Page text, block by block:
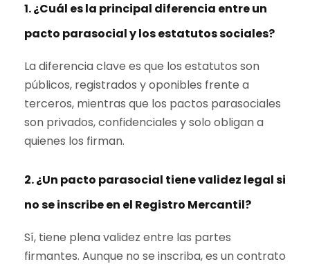
1. ¿Cuál es la principal diferencia entre un
pacto parasocial y los estatutos sociales?
La diferencia clave es que los estatutos son
públicos, registrados y oponibles frente a
terceros, mientras que los pactos parasociales
son privados, confidenciales y solo obligan a
quienes los firman.
2. ¿Un pacto parasocial tiene validez legal si
no se inscribe en el Registro Mercantil?
Sí, tiene plena validez entre las partes
firmantes. Aunque no se inscriba, es un contrato